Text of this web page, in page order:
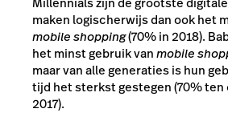
maken logischerwijs dan ook het
mobile shopping(70% in 2018).
het minst gebruik vanmobile
maar van alle generaties is hun
tijd het sterkst gestegen (70% ten
2017).